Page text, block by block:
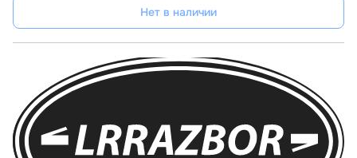
Нет в наличии